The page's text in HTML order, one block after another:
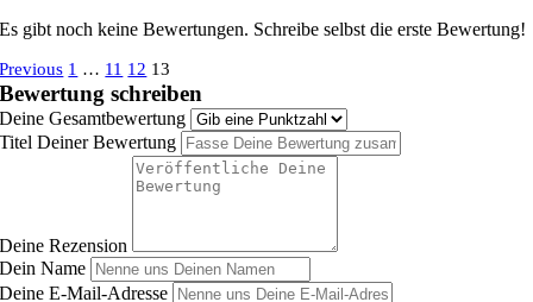
Es gibt noch keine Bewertungen. Schreibe selbst die erste Bewertung!
Previous Seite
1 … Seite
11 Seite
12 Seite
13
Bewertung schreiben
Deine Gesamtbewertung
Titel Deiner Bewertung
Deine Rezension
Dein Name
Deine E-Mail-Adresse